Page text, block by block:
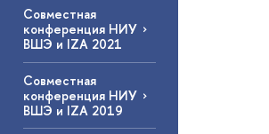
Совместная
конференция НИУ
ВШЭ и IZA 2021
Совместная
конференция НИУ
ВШЭ и IZA 2019